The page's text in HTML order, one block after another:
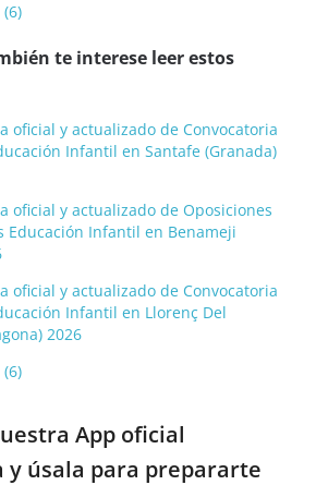
te interese leer estos
oficial y actualizado de Convocatoria
Infantil en Santafe (Granada)
oficial y actualizado de Oposiciones
Educación Infantil en Benameji
oficial y actualizado de Convocatoria
Infantil en Llorenç Del
2026
App oficial
y úsala para prepararte